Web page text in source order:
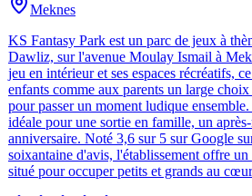
Meknes
KS Fantasy Park est un parc de jeux à
Dawliz, sur l'avenue Moulay Ismail à
jeu en intérieur et ses espaces récréatifs,
enfants comme aux parents un large
pour passer un moment ludique
idéale pour une sortie en famille, un
anniversaire. Noté 3,6 sur 5 sur Google
soixantaine d'avis, l'établissement offre
situé pour occuper petits et grands au